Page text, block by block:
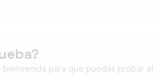
para que puedas probar el